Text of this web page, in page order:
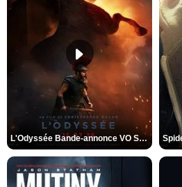
L'Odyssée Bande-annonce VO STFR